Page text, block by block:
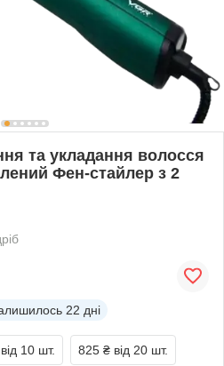
та укладання волосся
Фен-стайлер з 2
22 дні
від 10 шт. 825 ₴ від 20 шт.